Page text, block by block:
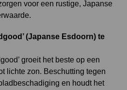
voor een rustige, Japanse
(Japanse Esdoorn) te
groeit het beste op een
lichte zon. Beschutting tegen
en houdt het